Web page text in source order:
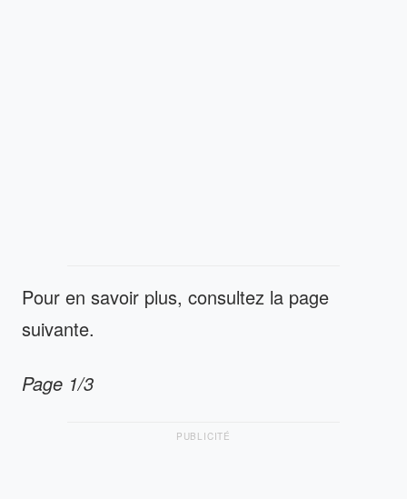
Pour en savoir plus, consultez la page
suivante.
Page 1/3
PUBLICITÉ